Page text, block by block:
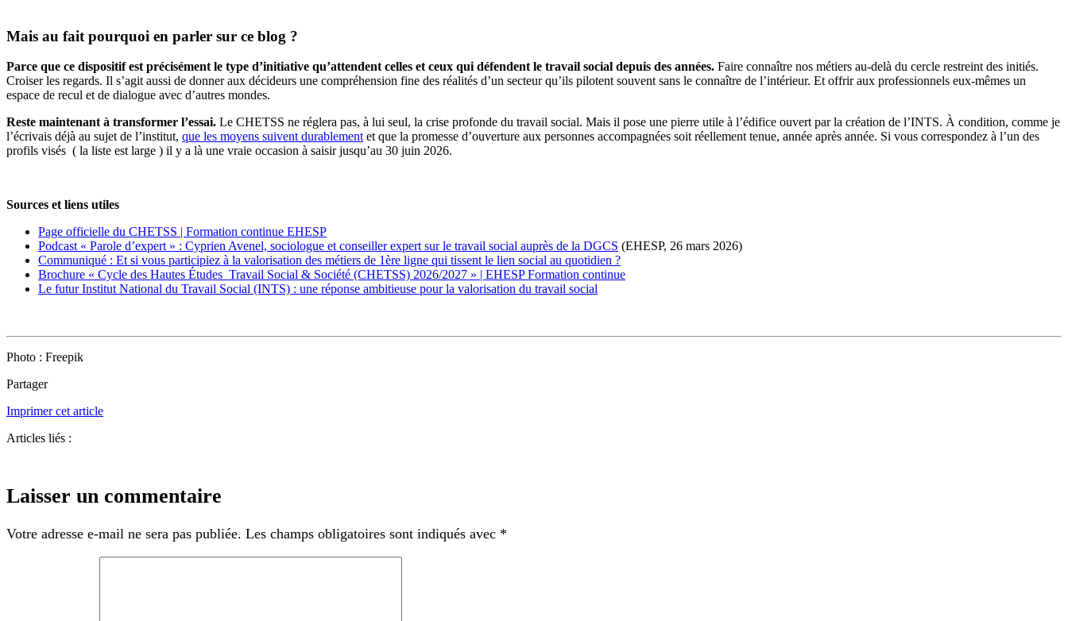
Mais au fait pourquoi en parler sur ce blog ?
Parce que ce dispositif est précisément le type d’initiative qu’attendent celles et ceux qui défendent le travail social depuis des années. Faire connaître nos métiers au-delà du cercle restreint des initiés.
Croiser les regards. Il s’agit aussi de donner aux décideurs une compréhension fine des réalités d’un secteur qu’ils pilotent souvent sans le connaître de l’intérieur. Et offrir aux professionnels eux-mêmes un
espace de recul et de dialogue avec d’autres mondes.
Reste maintenant à transformer l’essai. Le CHETSS ne réglera pas, à lui seul, la crise profonde du travail social. Mais il pose une pierre utile à l’édifice ouvert par la création de l’INTS. À condition, comme je
l’écrivais déjà au sujet de l’institut, que les moyens suivent durablement et que la promesse d’ouverture aux personnes accompagnées soit réellement tenue, année après année. Si vous correspondez à l’un des
profils visés ( la liste est large ) il y a là une vraie occasion à saisir jusqu’au 30 juin 2026.
Sources et liens utiles
Page officielle du CHETSS | Formation continue EHESP
Podcast « Parole d’expert » : Cyprien Avenel, sociologue et conseiller expert sur le travail social auprès de la DGCS (EHESP, 26 mars 2026)
Communiqué : Et si vous participiez à la valorisation des métiers de 1ère ligne qui tissent le lien social au quotidien ?
Brochure « Cycle des Hautes Études Travail Social & Société (CHETSS) 2026/2027 » | EHESP Formation continue
Le futur Institut National du Travail Social (INTS) : une réponse ambitieuse pour la valorisation du travail social
Photo : Freepik
Partager
Imprimer cet article
Articles liés :
Laisser un commentaire
Votre adresse e-mail ne sera pas publiée. Les champs obligatoires sont indiqués avec *